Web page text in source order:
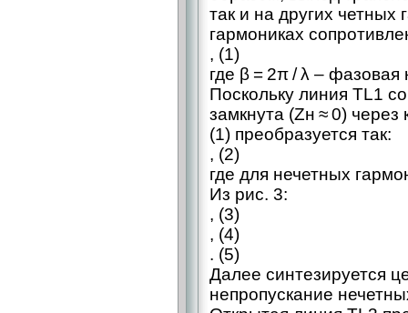
так и на других
гармониках
, (1)
где β = 2π / λ – ​фазовая
Поскольку линия TL1
замкнута (Zн ≈ 0)
(1) преобразуется так:
, (2)
где для нечетных
Из рис. 3:
, (3)
, (4)
. (5)
Далее синтезируется
непропускание